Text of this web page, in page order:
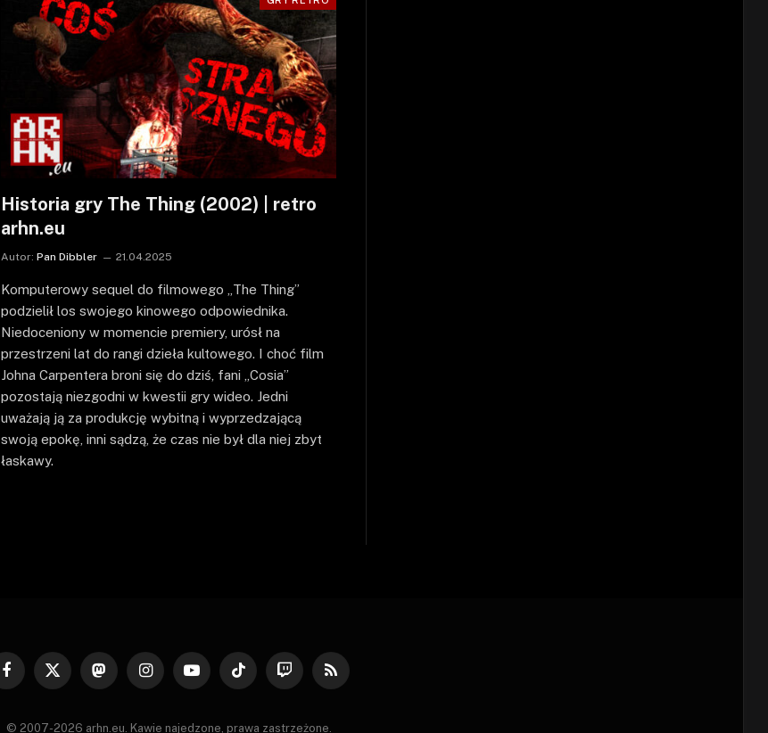
Historia gry The Thing (2002) | retro
arhn.eu
Autor: Pan Dibbler 21.04.2025
Komputerowy sequel do filmowego „The Thing”
podzielił los swojego kinowego odpowiednika.
Niedoceniony w momencie premiery, urósł na
przestrzeni lat do rangi dzieła kultowego. I choć film
Johna Carpentera broni się do dziś, fani „Cosia”
pozostają niezgodni w kwestii gry wideo. Jedni
uważają ją za produkcję wybitną i wyprzedzającą
swoją epokę, inni sądzą, że czas nie był dla niej zbyt
łaskawy.
Facebook
X
MastodonInstagramYouTubeTikTok Twitch RSS
© 2007-2026 arhn.eu. Kawie najedzone, prawa zastrzeżone.